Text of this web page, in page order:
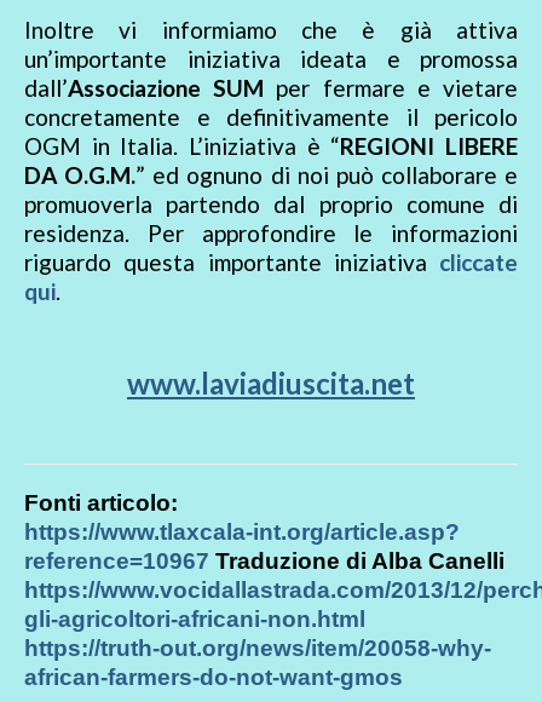
Inoltre vi informiamo che è già attiva
un’importante iniziativa ideata e promossa
dall’Associazione SUM per fermare e vietare
concretamente e definitivamente il pericolo
OGM in Italia. L’iniziativa è “REGIONI LIBERE
DA O.G.M.” ed ognuno di noi può collaborare e
promuoverla partendo dal proprio comune di
residenza. Per approfondire le informazioni
riguardo questa importante iniziativa cliccate
qui.
www.laviadiuscita.net
Fonti articolo:
https://www.tlaxcala-int.org/article.asp?
reference=10967 Traduzione di Alba Canelli
https://www.vocidallastrada.com/2013/12/
gli-agricoltori-africani-non.html
https://truth-out.org/news/item/20058-why-
african-farmers-do-not-want-gmos